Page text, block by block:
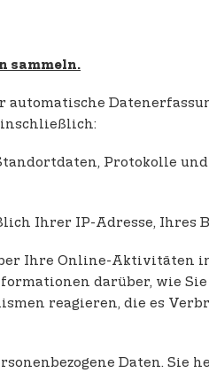
sammeln.
Protokolle
Ihrer IP-Adresse, Ihres
Ihre Online-Aktivitäten
darüber, wie
reagieren, die es
Daten. Sie